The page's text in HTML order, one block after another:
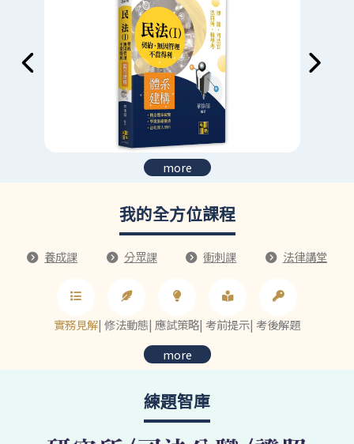
more
我的全方位課程
養成課 分眾課 衝刺課 法律講堂
實務見解| 修法動態| 應試策略| 考前提示| 考後解題
more
練題智庫